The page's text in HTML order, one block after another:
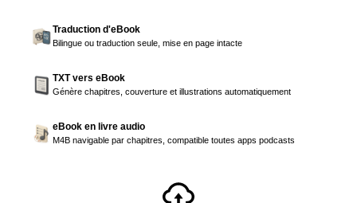
Traduction d'eBook
Bilingue ou traduction seule, mise en page intacte
TXT vers eBook
Génère chapitres, couverture et illustrations automatiquement
eBook en livre audio
M4B navigable par chapitres, compatible toutes apps podcasts